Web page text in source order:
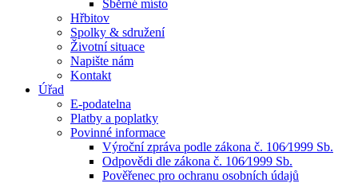
Sběrné místo
Hřbitov
Spolky & sdružení
Životní situace
Napište nám
Kontakt
Úřad
E-podatelna
Platby a poplatky
Povinné informace
Výroční zpráva podle zákona č. 106⁄1999 Sb.
Odpovědi dle zákona č. 106⁄1999 Sb.
Pověřenec pro ochranu osobních údajů